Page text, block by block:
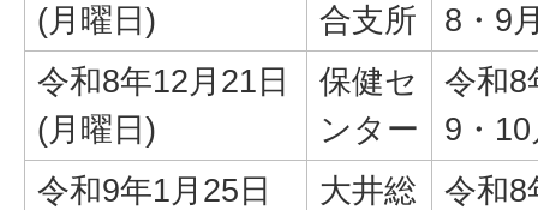
(月曜日)
合支所
8・9
令和8年12月21日
(月曜日)
保健セ
ンター
令和8
9・
令和9年1月25日
大井総
令和8